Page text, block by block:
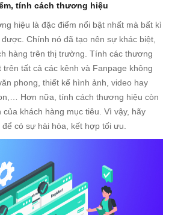
tính cách thương hiệu
hiệu là đặc điểm nổi bật nhất mà bất kì
Chính nó đã tạo nên sự khác biệt,
hàng trên thị trường. Tính các thương
tất cả các kênh và Fanpage không
phong, thiết kế hình ảnh, video hay
Hơn nữa, tính cách thương hiệu còn
khách hàng mục tiêu. Vì vậy, hãy
có sự hài hòa, kết hợp tối ưu.